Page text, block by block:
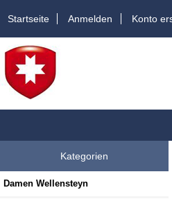
Startseite Anmelden Konto
Kategorien
Damen Wellensteyn